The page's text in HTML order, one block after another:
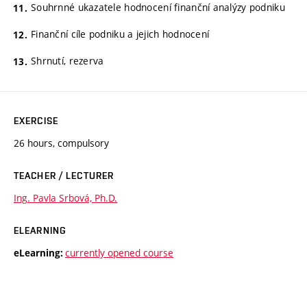
Souhrnné ukazatele hodnocení finanční analýzy podniku
Finanční cíle podniku a jejich hodnocení
Shrnutí, rezerva
EXERCISE
26 hours, compulsory
TEACHER / LECTURER
Ing. Pavla Srbová, Ph.D.
ELEARNING
eLearning: currently opened course